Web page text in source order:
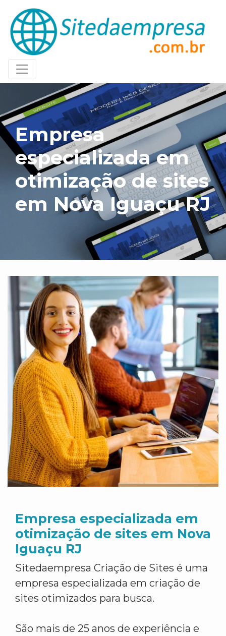
Empresa
especializada em
otimização de sites
em Nova Iguaçu RJ
Empresa especializada em
otimização de sites em Nova
Iguaçu RJ
Sitedaempresa Criação de Sites é uma
empresa especializada em criação de
sites otimizados para busca.
São mais de 25 anos de experiência e